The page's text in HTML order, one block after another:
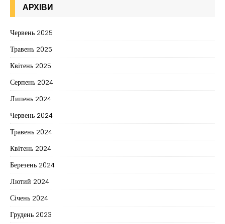
АРХІВИ
Червень 2025
Травень 2025
Квітень 2025
Серпень 2024
Липень 2024
Червень 2024
Травень 2024
Квітень 2024
Березень 2024
Лютий 2024
Січень 2024
Грудень 2023